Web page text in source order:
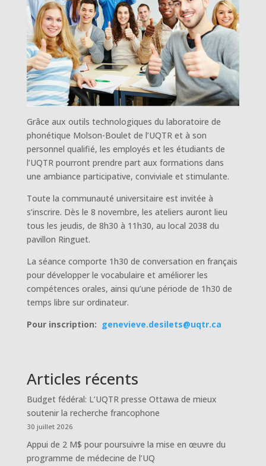
Grâce aux outils technologiques du laboratoire de
phonétique Molson-Boulet de l’UQTR et à son
personnel qualifié, les employés et les étudiants de
l’UQTR pourront prendre part aux formations dans
une ambiance participative, conviviale et stimulante.
Toute la communauté universitaire est invitée à
s’inscrire. Dès le 8 novembre, les ateliers auront lieu
tous les jeudis, de 8h30 à 11h30, au local 2038 du
pavillon Ringuet.
La séance comporte 1h30 de conversation en français
pour développer le vocabulaire et améliorer les
compétences orales, ainsi qu’une période de 1h30 de
temps libre sur ordinateur.
Pour inscription: genevieve.desilets@uqtr.ca
Articles récents
Budget fédéral: L’UQTR presse Ottawa de mieux
soutenir la recherche francophone
30 juillet 2026
Appui de 2 M$ pour poursuivre la mise en œuvre du
programme de médecine de l’UQ